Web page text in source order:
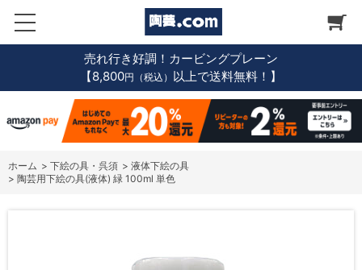
売れ行き好調！カービングプレーン
【8,800円（税込） 以上で送料無料！】
ホーム > 下絵の具・呉須 > 液体下絵の具
> 陶芸用下絵の具(液体) 緑 100ml 単色